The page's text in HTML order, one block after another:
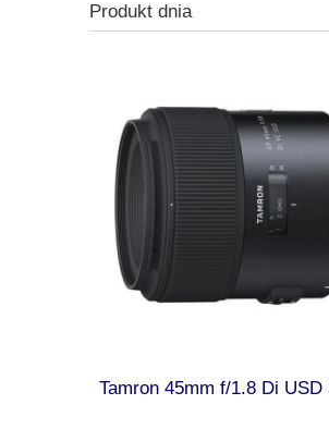
Produkt dnia
Tamron 45mm f/1.8 Di USD